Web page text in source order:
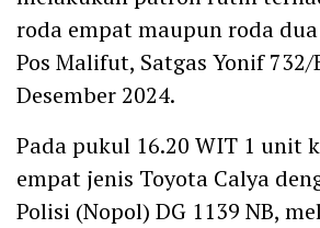
roda empat maupun roda
Pos Malifut, Satgas Yonif 732/
Desember 2024.
Pada pukul 16.20 WIT 1 unit
empat jenis Toyota Calya
Polisi (Nopol) DG 1139 NB,